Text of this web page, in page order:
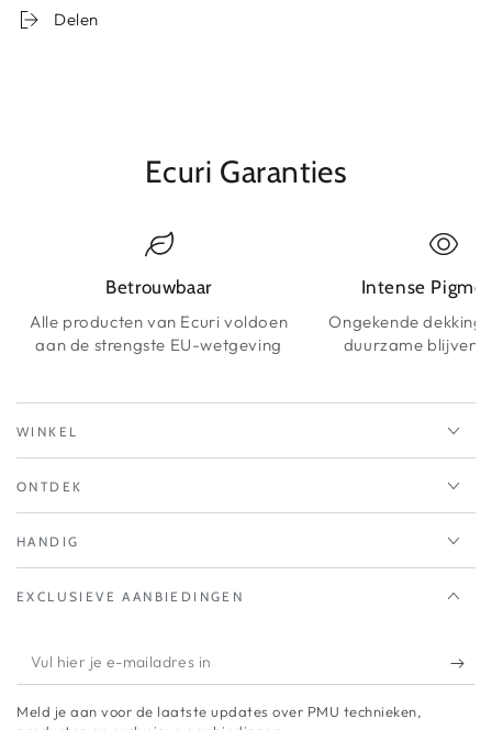
Delen
Ecuri Garanties
Betrouwbaar
Alle producten van Ecuri voldoen
aan de strengste EU-wetgeving
Intense
Ongekende dekking
duurzame
WINKEL
ONTDEK
HANDIG
EXCLUSIEVE AANBIEDINGEN
Vul
hier
Meld je aan voor de laatste updates over PMU technieken,